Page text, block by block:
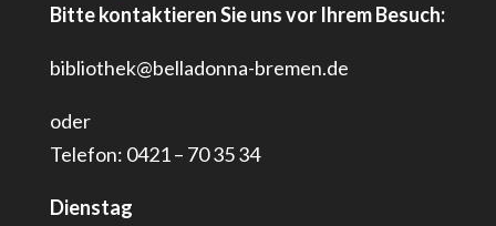
Bitte kontaktieren Sie uns vor Ihrem Besuch:
bibliothek@belladonna-bremen.de
oder
Telefon: 0421 – 70 35 34
Dienstag